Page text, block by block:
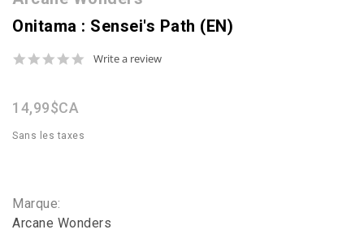
Onitama : Sensei's Path (EN)
0.0
Write a review
14,99$CA
Sans les taxes
Marque:
Arcane Wonders